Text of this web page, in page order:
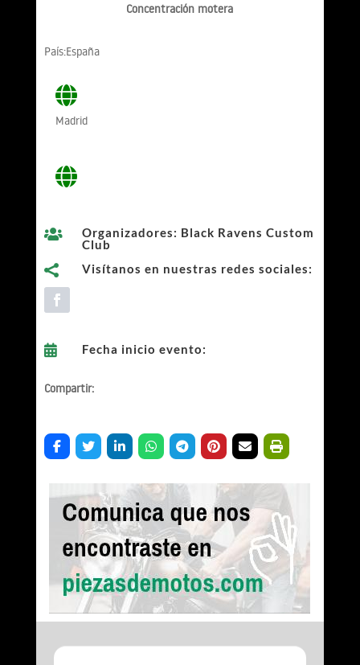
Concentración motera
País:España
Madrid

Organizadores: Black Ravens Custom
Club

Visítanos en nuestras redes sociales:
 Fecha inicio evento:
Compartir: